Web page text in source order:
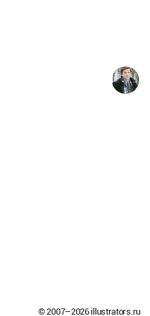
© 2007–2026illustrators.ru